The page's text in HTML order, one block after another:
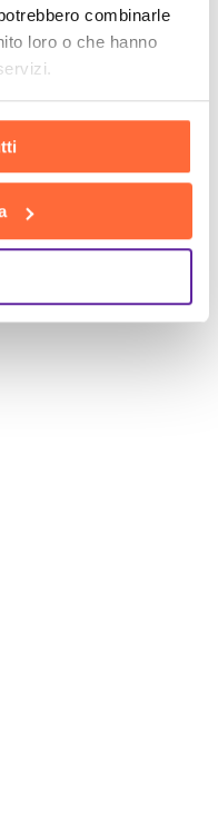
combinarle
loro o che hanno